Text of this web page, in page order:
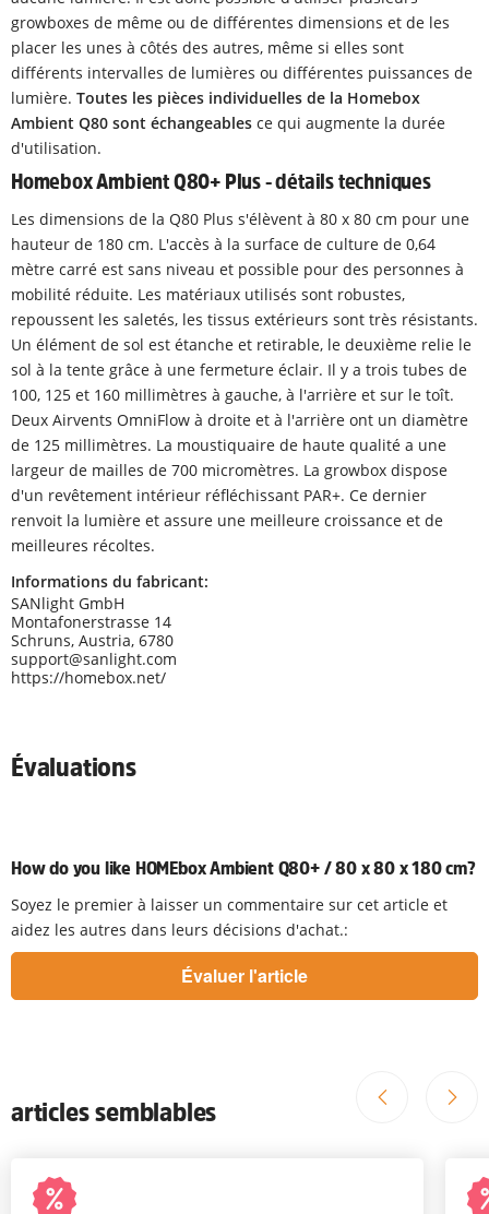
growboxes de même ou de différentes dimensions et de les
placer les unes à côtés des autres, même si elles sont
différents intervalles de lumières ou différentes puissances de
lumière. Toutes les pièces individuelles de la Homebox
Ambient Q80 sont échangeables ce qui augmente la durée
d'utilisation.
Homebox Ambient Q80+ Plus - détails techniques
Les dimensions de la Q80 Plus s'élèvent à 80 x 80 cm pour une
hauteur de 180 cm. L'accès à la surface de culture de 0,64
mètre carré est sans niveau et possible pour des personnes à
mobilité réduite. Les matériaux utilisés sont robustes,
repoussent les saletés, les tissus extérieurs sont très résistants.
Un élément de sol est étanche et retirable, le deuxième relie le
sol à la tente grâce à une fermeture éclair. Il y a trois tubes de
100, 125 et 160 millimètres à gauche, à l'arrière et sur le toît.
Deux Airvents OmniFlow à droite et à l'arrière ont un diamètre
de 125 millimètres. La moustiquaire de haute qualité a une
largeur de mailles de 700 micromètres. La growbox dispose
d'un revêtement intérieur réfléchissant PAR+. Ce dernier
renvoit la lumière et assure une meilleure croissance et de
meilleures récoltes.
Informations du fabricant:
SANlight GmbH
Montafonerstrasse 14
Schruns, Austria, 6780
support@sanlight.com
https://homebox.net/
Évaluations
How do you like HOMEbox Ambient Q80+ / 80 x 80 x 180 cm?
Soyez le premier à laisser un commentaire sur cet article et
aidez les autres dans leurs décisions d'achat.:
articles semblables